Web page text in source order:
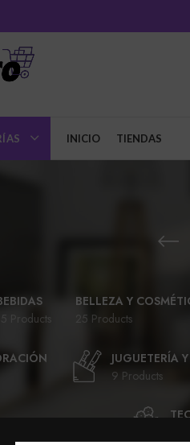
INICIO TIENDAS
Products
BELLEZA Y
25 Products
JUGUETERÍA
9 Products